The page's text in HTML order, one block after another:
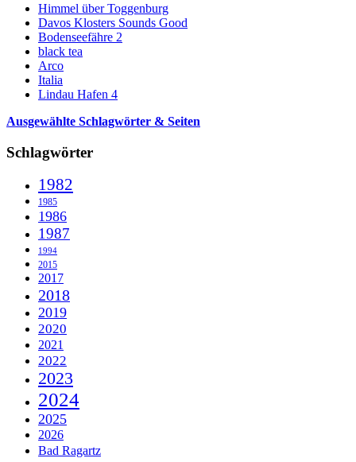
Himmel über Toggenburg
Davos Klosters Sounds Good
Bodenseefähre 2
black tea
Arco
Italia
Lindau Hafen 4
Ausgewählte Schlagwörter & Seiten
Schlagwörter
1982
1985
1986
1987
1994
2015
2017
2018
2019
2020
2021
2022
2023
2024
2025
2026
Bad Ragartz